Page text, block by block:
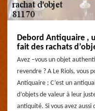
Debord Antiquaire ,
fait des rachats
Avez –vous un objet
revendre ? A Le Riols, vous
Antiquaire ; C’est un
d’objets de valeur à leur
antiquité. Si vous avez